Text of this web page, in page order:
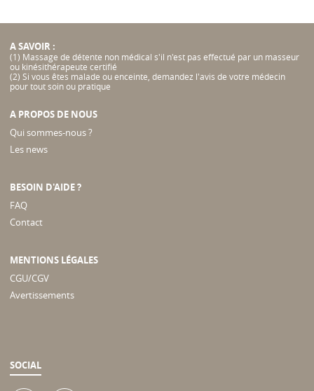
A SAVOIR :
(1) Massage de détente non médical s'il n'est pas effectué par un masseur
ou kinésithérapeute certifié
(2) Si vous êtes malade ou enceinte, demandez l'avis de votre médecin
pour tout soin ou pratique
A PROPOS DE NOUS
Qui sommes-nous ?
Les news
BESOIN D'AIDE ?
FAQ
Contact
MENTIONS LÉGALES
CGU/CGV
Avertissements
SOCIAL